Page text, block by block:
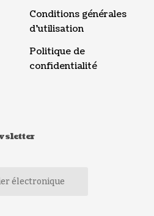
Conditions générales
d’utilisation
Politique de
confidentialité